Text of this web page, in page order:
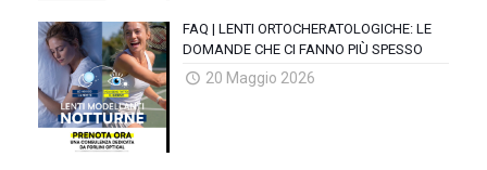
FAQ | LENTI ORTOCHERATOLOGICHE: LE
DOMANDE CHE CI FANNO PIÙ SPESSO
20 Maggio 2026